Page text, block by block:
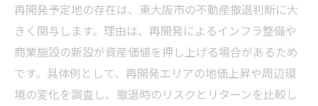
再開発予定地の存在は、東大阪市の不動産撤退判断に大
きく関与します。理由は、再開発によるインフラ整備や
商業施設の新設が資産価値を押し上げる場合があるため
です。具体例として、再開発エリアの地価上昇や周辺環
境の変化を調査し、撤退時のリスクとリターンを比較し